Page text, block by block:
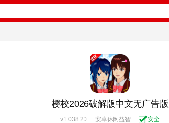
樱校2026破解版中文无广告版
v1.038.20 安卓休闲益智 安全